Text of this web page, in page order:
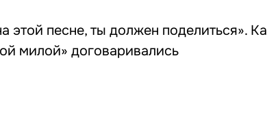
этой песне, ты должен поделиться».
милой» договаривались